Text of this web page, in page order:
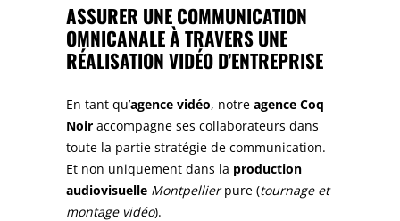
ASSURER UNECOMMUNICATION
OMNICANALE À TRAVERS UNE
RÉALISATION VIDÉO D’ENTREPRISE
En tant qu’agence vidéo, notre agence Coq
Noir accompagne ses collaborateurs dans
toute la partie stratégie de communication.
Et non uniquement dans la production
audiovisuelle Montpellierpure (tournage et
montage vidéo).